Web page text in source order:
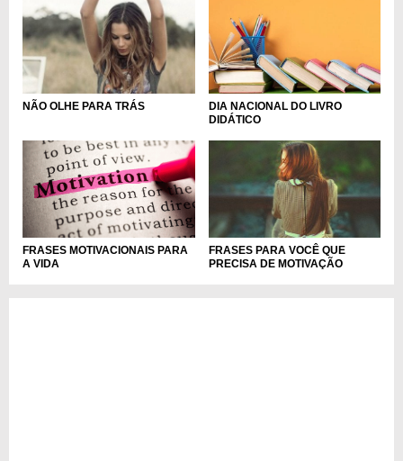
NÃO OLHE PARA TRÁS
DIA NACIONAL DO LIVRO
DIDÁTICO
FRASES MOTIVACIONAIS PARA
A VIDA
FRASES PARA VOCÊ QUE
PRECISA DE MOTIVAÇÃO